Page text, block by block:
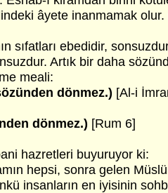
âyete inanmamak olur.
sıfatları ebedidir,
Artık bir daha
meali:
dönmez.) [Al-i
dönmez.) [Rum 6]
hazretleri buyuruyor ki:
hepsi, sonra gelen
insanların en iyisinin